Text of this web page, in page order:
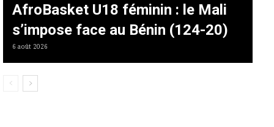
AfroBasket U18 féminin : le Mali
s’impose face au Bénin (124-20)
6 août 2026